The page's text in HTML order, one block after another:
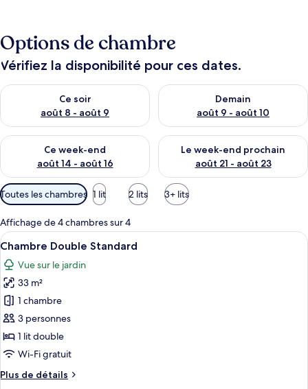
Options de chambre
Vérifiez la disponibilité pour ces dates.
Ce soir
août 8 - août 9
Vérifier la disponibilité pour ce soir août 8 - août 9
Demain
août 9 - août 10
Vérifier la disponibilité pour
Ce week-end
août 14 - août 16
Vérifier la disponibilité pour ce week-end août 14 - août 16
Le week-end prochain
août 21 - août 23
Vérifier la disponibilité pour
Filtres
disponibles
pour
les
chambres
Toutes les chambres 1 lit 2 lits 3+ lits
Affichage de 4 chambres sur 4
Afficher
toutes
les
photos
pour
ce
type
de
chambre :
Chambre
Une chambre avec un plancher en
14
Chambre Double Standard
Vue sur le jardin
33 m²
1 chambre
3 personnes
1 lit double
Wi-Fi gratuit
Plus de détails
Plus